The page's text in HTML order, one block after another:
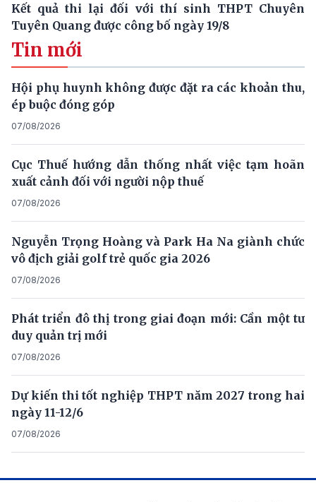
Kết quả thi lại đối với thí sinh THPT Chuyên
Tuyên Quang được công bố ngày 19/8
Tin mới
Hội phụ huynh không được đặt ra các khoản thu,
ép buộc đóng góp
07/08/2026
Cục Thuế hướng dẫn thống nhất việc tạm hoãn
xuất cảnh đối với người nộp thuế
07/08/2026
Nguyễn Trọng Hoàng và Park Ha Na giành chức
vô địch giải golf trẻ quốc gia 2026
07/08/2026
Phát triển đô thị trong giai đoạn mới: Cần một tư
duy quản trị mới
07/08/2026
Dự kiến thi tốt nghiệp THPT năm 2027 trong hai
ngày 11-12/6
07/08/2026